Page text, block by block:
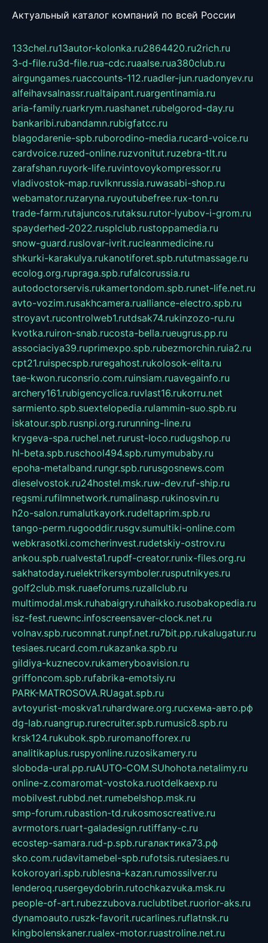
Актуальный каталог компаний по всей России
133chel.ru13autor-kolonka.ru2864420.ru2rich.ru
3-d-file.ru3d-file.rua-cdc.ruaalse.rua380club.ru
airgungames.ruaccounts-112.ruadler-jun.ruadonyev.ru
alfeihavsalnassr.rualtaipant.ruargentinamia.ru
aria-family.ruarkrym.ruashanet.rubelgorod-day.ru
bankaribi.rubandamn.rubigfatcc.ru
blagodarenie-spb.ruborodino-media.rucard-voice.ru
cardvoice.ruzed-online.ruzvonitut.ruzebra-tlt.ru
zarafshan.ruyork-life.ruvintovoykompressor.ru
vladivostok-map.ruvlknrussia.ruwasabi-shop.ru
webamator.ruzaryna.ruyoutubefree.rux-ton.ru
trade-farm.rutajuncos.rutaksu.rutor-lyubov-i-grom.ru
spayderhed-2022.rusplclub.rustoppamedia.ru
snow-guard.ruslovar-ivrit.rucleanmedicine.ru
shkurki-karakulya.rukanotiforet.spb.rututmassage.ru
ecolog.org.rupraga.spb.rufalcorussia.ru
autodoctorservis.rukamertondom.spb.runet-life.net.ru
avto-vozim.rusakhcamera.rualliance-electro.spb.ru
stroyavt.rucontrolweb1.rutdsak74.rukinzozo-ru.ru
kvotka.ruiron-snab.rucosta-bella.rueugrus.pp.ru
associaciya39.ruprimexpo.spb.rubezmorchin.ruia2.ru
cpt21.ruispecspb.ruregahost.rukolosok-elita.ru
tae-kwon.ruconsrio.com.ruinsiam.ruavegainfo.ru
archery161.rubigencyclica.ruvlast16.rukorru.net
sarmiento.spb.suextelopedia.rulammin-suo.spb.ru
iskatour.spb.rusnpi.org.rurunning-line.ru
krygeva-spa.ruchel.net.rurust-loco.rudugshop.ru
hl-beta.spb.ruschool494.spb.rumymubaby.ru
epoha-metalband.rungr.spb.rurusgosnews.com
dieselvostok.ru24hostel.msk.ruw-dev.ruf-ship.ru
regsmi.rufilmnetwork.rumalinasp.rukinosvin.ru
h2o-salon.rumalutkayork.rudeltaprim.spb.ru
tango-perm.rugooddir.rusgv.sumultiki-online.com
webkrasotki.comcherinvest.rudetskiy-ostrov.ru
ankou.spb.rualvesta1.rupdf-creator.runix-files.org.ru
sakhatoday.ruelektrikersymboler.rusputnikyes.ru
golf2club.msk.ruaeforums.ruzallclub.ru
multimodal.msk.ruhabaigry.ruhaikko.rusobakopedia.ru
isz-fest.ruewnc.infoscreensaver-clock.net.ru
volnav.spb.rucomnat.runpf.net.ru7bit.pp.rukalugatur.ru
tesiaes.rucard.com.rukazanka.spb.ru
gildiya-kuznecov.rukameryboavision.ru
griffoncom.spb.rufabrika-emotsiy.ru
PARK-MATROSOVA.RUagat.spb.ru
avtoyurist-moskva1.ruhardware.org.ruсхема-авто.рф
dg-lab.ruangrup.rurecruiter.spb.rumusic8.spb.ru
krsk124.rukubok.spb.ruromanofforex.ru
analitikaplus.ruspyonline.ruzosikamery.ru
sloboda-ural.pp.ruAUTO-COM.SUhohota.netalimy.ru
online-z.comaromat-vostoka.ruotdelkaexp.ru
mobilvest.rubbd.net.rumebelshop.msk.ru
smp-forum.rubastion-td.rukosmoscreative.ru
avrmotors.ruart-galadesign.rutiffany-c.ru
ecostep-samara.rud-p.spb.ruгалактика73.рф
sko.com.rudavitamebel-spb.rufotsis.rutesiaes.ru
kokoroyari.spb.rublesna-kazan.rumossilver.ru
lenderoq.rusergeydobrin.rutochkazvuka.msk.ru
people-of-art.rubezzubova.ruclubtibet.ruorior-aks.ru
dynamoauto.ruszk-favorit.rucarlines.ruflatnsk.ru
kingbolenskaner.rualex-motor.ruastroline.net.ru